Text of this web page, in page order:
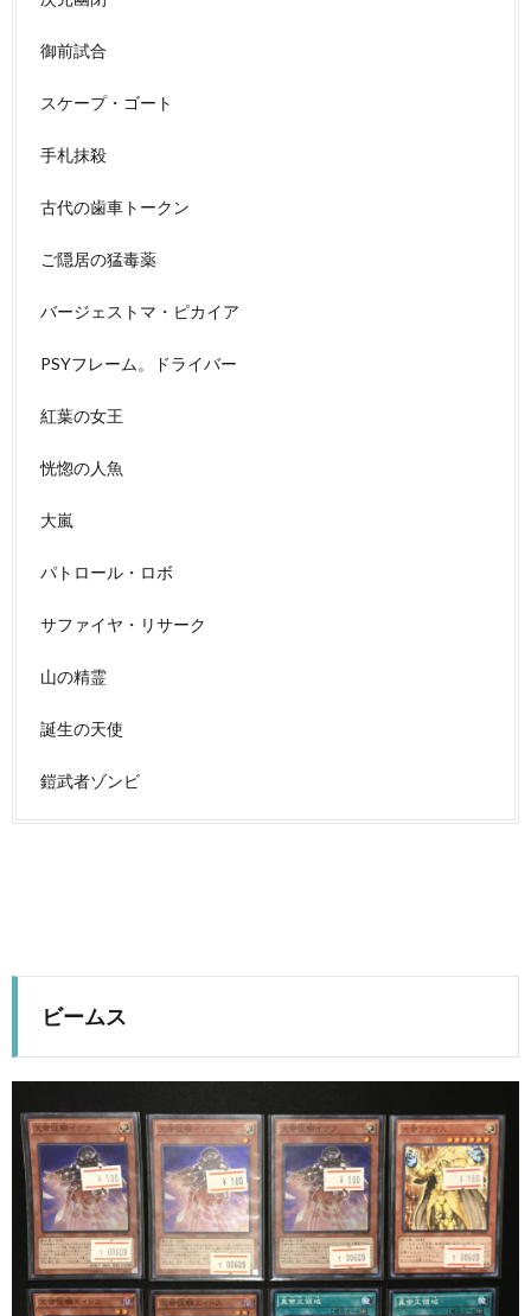
御前試合
スケープ・ゴート
手札抹殺
古代の歯車トークン
ご隠居の猛毒薬
バージェストマ・ピカイア
PSYフレーム。ドライバー
紅葉の女王
恍惚の人魚
大嵐
パトロール・ロボ
サファイヤ・リサーク
山の精霊
誕生の天使
鎧武者ゾンビ
ビームス